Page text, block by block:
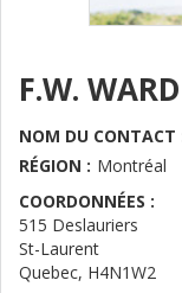
F.W. WARD
NOM DU CONTACT
RÉGION : Montréal
COORDONNÉES :
515 Deslauriers
St-Laurent
Quebec, H4N1W2